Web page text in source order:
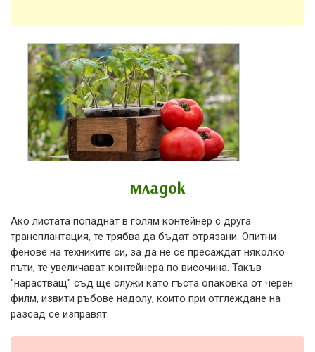
младок
Ако листата попаднат в голям контейнер с друга
трансплантация, те трябва да бъдат отрязани. Опитни
фенове на техниките си, за да не се пресаждат няколко
пъти, те увеличават контейнера по височина. Такъв
"нарастващ" съд ще служи като гъста опаковка от черен
филм, извити ръбове надолу, които при отглеждане на
разсад се изправят.